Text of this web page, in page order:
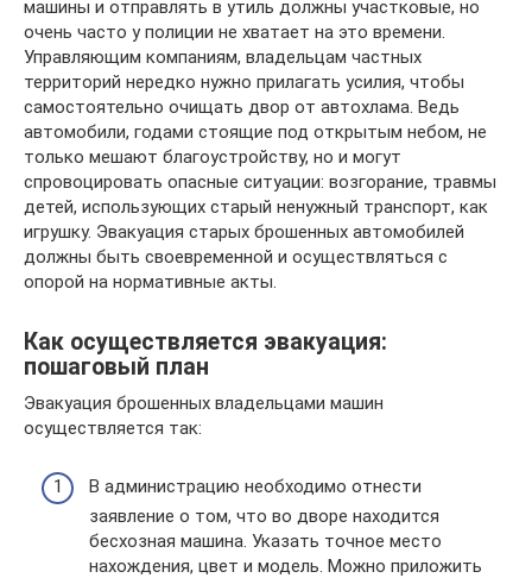
машины и отправлять в утиль должны участковые, но
очень часто у полиции не хватает на это времени.
Управляющим компаниям, владельцам частных
территорий нередко нужно прилагать усилия, чтобы
самостоятельно очищать двор от автохлама. Ведь
автомобили, годами стоящие под открытым небом, не
только мешают благоустройству, но и могут
спровоцировать опасные ситуации: возгорание, травмы
детей, использующих старый ненужный транспорт, как
игрушку. Эвакуация старых брошенных автомобилей
должны быть своевременной и осуществляться с
опорой на нормативные акты.
Как осуществляется эвакуация:
пошаговый план
Эвакуация брошенных владельцами машин
осуществляется так:
В администрацию необходимо отнести
заявление о том, что во дворе находится
бесхозная машина. Указать точное место
нахождения, цвет и модель. Можно приложить